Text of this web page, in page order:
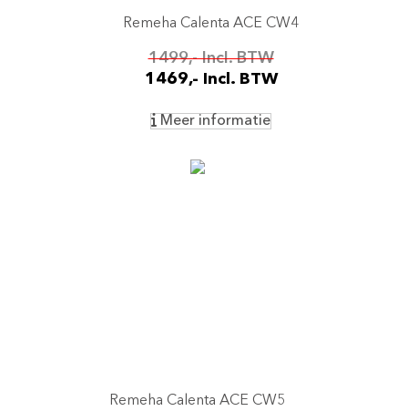
Remeha Calenta ACE CW4
1499,- Incl. BTW
1469,- Incl. BTW
Meer informatie
Remeha Calenta ACE CW5